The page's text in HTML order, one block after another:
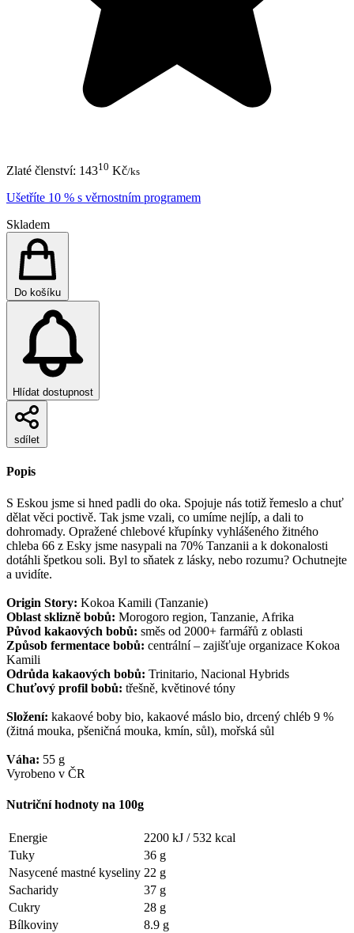
Zlaté členství: 14310 Kč/ks
Ušetříte 10 % s věrnostním programem
Skladem
Do košíku
Hlídat dostupnost
sdílet
Popis
S Eskou jsme si hned padli do oka. Spojuje nás totiž řemeslo a chuť
dělat věci poctivě. Tak jsme vzali, co umíme nejlíp, a dali to
dohromady. Opražené chlebové křupínky vyhlášeného žitného
chleba 66 z Esky jsme nasypali na 70% Tanzanii a k dokonalosti
dotáhli špetkou soli. Byl to sňatek z lásky, nebo rozumu? Ochutnejte
a uvidíte.
Origin Story: Kokoa Kamili (Tanzanie)
Oblast sklizně bobů: Morogoro region, Tanzanie, Afrika
Původ kakaových bobů: směs od 2000+ farmářů z oblasti
Způsob fermentace bobů: centrální – zajišťuje organizace Kokoa
Kamili
Odrůda kakaových bobů: Trinitario, Nacional Hybrids
Chuťový profil bobů: třešně, květinové tóny
Složení: kakaové boby bio, kakaové máslo bio, drcený chléb 9 %
(žitná mouka, pšeničná mouka, kmín, sůl), mořská sůl
Váha: 55 g
Vyrobeno v ČR
Nutriční hodnoty na 100g
Energie 2200 kJ / 532 kcal
Tuky
36 g
Nasycené mastné kyseliny 22 g
Sacharidy
37 g
Cukry
28 g
Bílkoviny
8.9 g